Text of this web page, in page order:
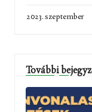
2023. szeptember
További